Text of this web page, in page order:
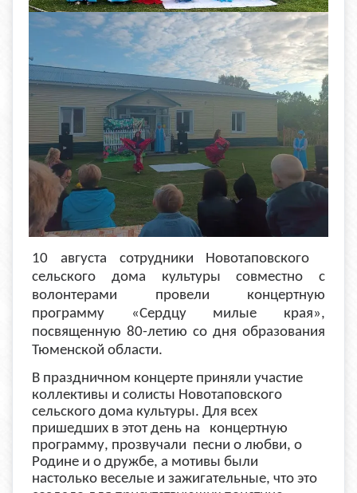
10 августа сотрудники Новотаповского
сельского дома культуры совместно с
волонтерами провели концертную
программу «Сердцу милые края»,
посвященную 80-летию со дня образования
Тюменской области.
В праздничном концерте приняли участие
коллективы и солисты Новотаповского
сельского дома культуры. Для всех
пришедших в этот день на концертную
программу, прозвучали песни о любви, о
Родине и о дружбе, а мотивы были
настолько веселые и зажигательные, что это